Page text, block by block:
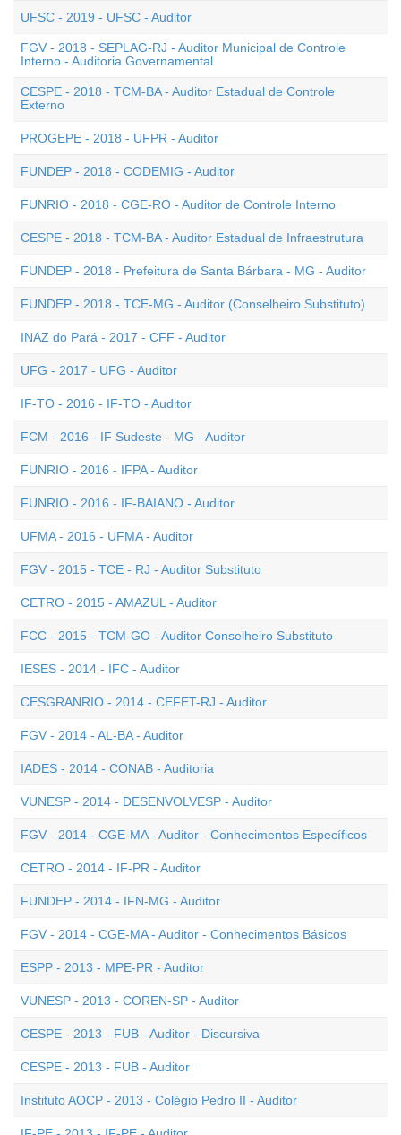
UFSC - 2019 - UFSC - Auditor
FGV - 2018 - SEPLAG-RJ - Auditor Municipal de Controle
Interno - Auditoria Governamental
CESPE - 2018 - TCM-BA - Auditor Estadual de Controle
Externo
PROGEPE - 2018 - UFPR - Auditor
FUNDEP - 2018 - CODEMIG - Auditor
FUNRIO - 2018 - CGE-RO - Auditor de Controle Interno
CESPE - 2018 - TCM-BA - Auditor Estadual de Infraestrutura
FUNDEP - 2018 - Prefeitura de Santa Bárbara - MG - Auditor
FUNDEP - 2018 - TCE-MG - Auditor (Conselheiro Substituto)
INAZ do Pará - 2017 - CFF - Auditor
UFG - 2017 - UFG - Auditor
IF-TO - 2016 - IF-TO - Auditor
FCM - 2016 - IF Sudeste - MG - Auditor
FUNRIO - 2016 - IFPA - Auditor
FUNRIO - 2016 - IF-BAIANO - Auditor
UFMA - 2016 - UFMA - Auditor
FGV - 2015 - TCE - RJ - Auditor Substituto
CETRO - 2015 - AMAZUL - Auditor
FCC - 2015 - TCM-GO - Auditor Conselheiro Substituto
IESES - 2014 - IFC - Auditor
CESGRANRIO - 2014 - CEFET-RJ - Auditor
FGV - 2014 - AL-BA - Auditor
IADES - 2014 - CONAB - Auditoria
VUNESP - 2014 - DESENVOLVESP - Auditor
FGV - 2014 - CGE-MA - Auditor - Conhecimentos Específicos
CETRO - 2014 - IF-PR - Auditor
FUNDEP - 2014 - IFN-MG - Auditor
FGV - 2014 - CGE-MA - Auditor - Conhecimentos Básicos
ESPP - 2013 - MPE-PR - Auditor
VUNESP - 2013 - COREN-SP - Auditor
CESPE - 2013 - FUB - Auditor - Discursiva
CESPE - 2013 - FUB - Auditor
Instituto AOCP - 2013 - Colégio Pedro II - Auditor